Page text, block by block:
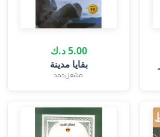
5.00 د.ك
بقايا مدينة
مشعل حمد